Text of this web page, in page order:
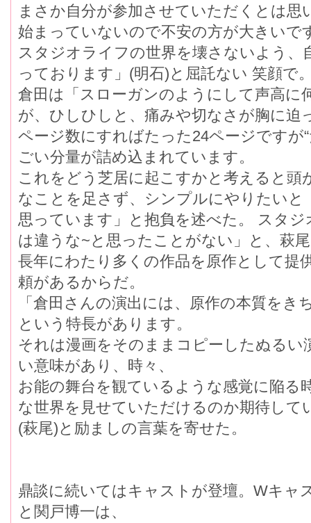
まさか自分が参加させていただくとは
始まっていないので不安の方が大きいで
スタジオライフの世界を壊さないよう、
っております」(明石)と屈託ない 笑顔で
倉田は「スローガンのようにして声高に
が、ひしひしと、痛みや切なさが胸に迫
ページ数にすればたった24ページですが
ごい分量が詰め込まれています。
これをどう芝居に起こすかと考えると頭
なことを足さず、シンプルにやりたいと
思っています」と抱負を述べた。 スタ
は違うな~と思ったことがない」と、萩
長年にわたり多くの作品を原作として提
頼があるからだ。
「倉田さんの演出には、原作の本質をき
という特長があります。
それは漫画をそのままコピーしたぬるい
い意味があり、時々、
お能の舞台を観ているような感覚に陥る
な世界を見せていただけるのか期待して
(萩尾)と励ましの言葉を寄せた。
鼎談に続いてはキャストが登壇。Wキャ
と関戸博一は、